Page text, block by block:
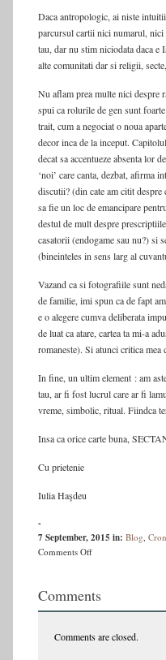
Daca antropologic, ai niste
parcursul cartii nici numarul, nici
tau, dar nu stim niciodata daca
alte comunitati dar si religii,
Nu aflam prea multe nici
spui ca rolurile de gen sunt
trait, cum a negociat o noua
decor inca de la inceput.
decat sa accentueze absenta lor
‘noi’ care canta, dezbat, afirma
discutii? (din cate am citit despre
sa fie un loc de emancipare
destul de mult despre
casatorii (endogame sau nu?) si
(bineinteles in sens larg al
Vazand ca si fotografiile sunt
de familie, imi spun ca de fapt
e o alegere cumva deliberata
de luat ca atare, cartea ta mi-a
romaneste). Si atunci critica
In fine, un ultim element : am
tau, ar fi fost lucrul care ar fi
vreme, simbolic, ritual. Fiindca
Insa ca orice carte buna,
Cu prietenie
Iulia Haşdeu
-
7 September, 2015 in: Blog,
Comments Offon
citind
Sectanţii
Comments
Comments are closed.